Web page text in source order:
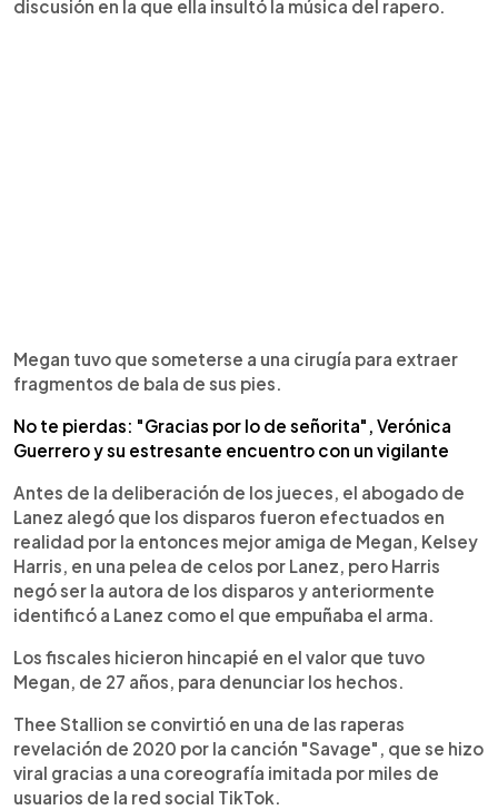
discusión en la que ella insultó la música del rapero.
Megan tuvo que someterse a una cirugía para extraer
fragmentos de bala de sus pies.
No te pierdas: "Gracias por lo de señorita", Verónica
Guerrero y su estresante encuentro con un vigilante
Antes de la deliberación de los jueces, el abogado de
Lanez alegó que los disparos fueron efectuados en
realidad por la entonces mejor amiga de Megan, Kelsey
Harris, en una pelea de celos por Lanez, pero Harris
negó ser la autora de los disparos y anteriormente
identificó a Lanez como el que empuñaba el arma.
Los fiscales hicieron hincapié en el valor que tuvo
Megan, de 27 años, para denunciar los hechos.
Thee Stallion se convirtió en una de las raperas
revelación de 2020 por la canción "Savage", que se hizo
viral gracias a una coreografía imitada por miles de
usuarios de la red social TikTok.